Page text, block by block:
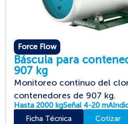
Force Flow
Báscula para
907 kg
Monitoreo continuo del
contenedores de 907 kg.
Hasta 2000 kgSeñal 4-20 mA
Ficha Técnica
Cotizar